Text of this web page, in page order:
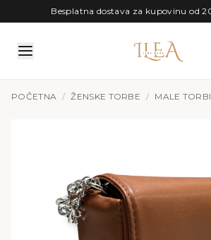
Preskoči na sadržajBesplatna dostava za kupovinu od
POČETNA / ŽENSKE TORBE / MALE